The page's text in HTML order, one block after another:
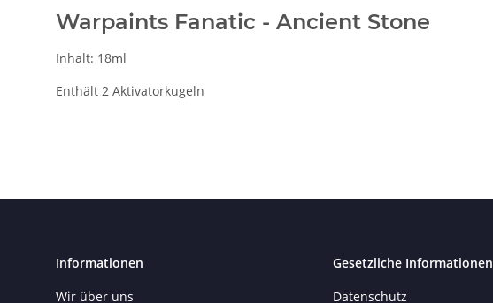
Warpaints Fanatic - Ancient Stone
Inhalt: 18ml
Enthält 2 Aktivatorkugeln
Informationen
Wir über uns
Gesetzliche Informationen
Datenschutz